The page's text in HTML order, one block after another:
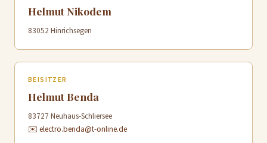
Helmut Nikodem
83052 Hinrichsegen
BEISITZER
Helmut Benda
83727 Neuhaus-Schliersee
✉️ electro.benda@t-online.de